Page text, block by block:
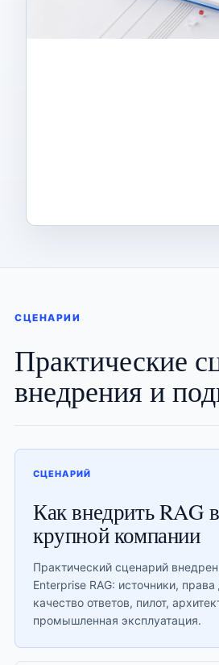
СЦЕНАРИИ
Практические
внедрения и
СЦЕНАРИЙ
Как внедрить RAG в
крупной компании
Практический сценарий
Enterprise RAG: источники, права
качество ответов, пилот,
промышленная эксплуатация.